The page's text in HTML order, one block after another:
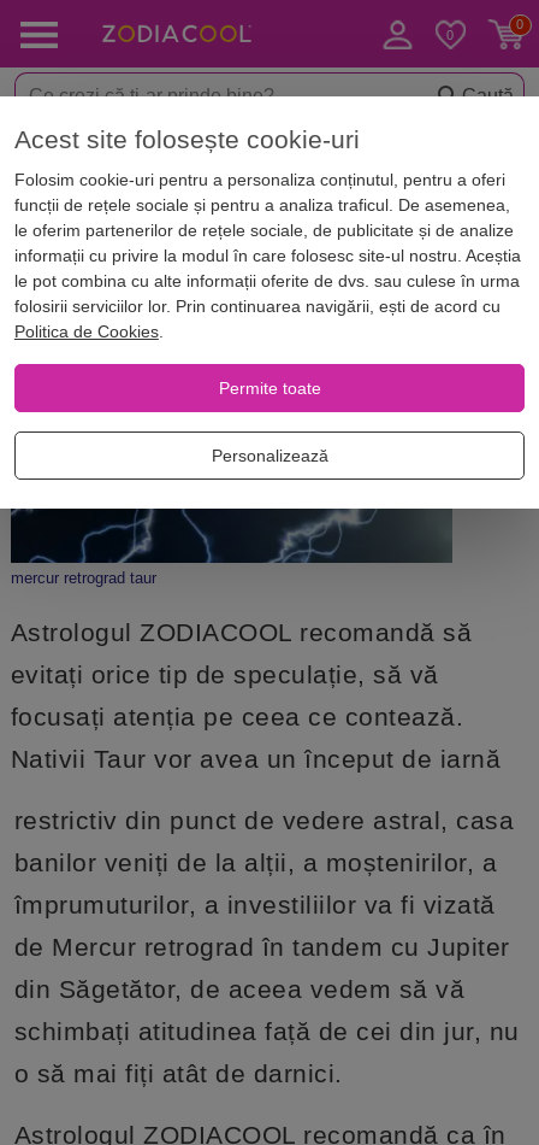
Caută
Acasă Blog Horoscop. Zodii
Se apropie o perioadă agitată
pentru TAUR odată cu Mercur
retrograd în Săgetător
mercur retrograd taur
Astrologul ZODIACOOL recomandă să
evitați orice tip de speculație, să vă
focusați atenția pe ceea ce contează.
Nativii Taur vor avea un început de iarnă
restrictiv din punct de vedere astral, casa
banilor veniți de la alții, a moștenirilor, a
împrumuturilor, a investiliilor va fi vizată
de Mercur retrograd în tandem cu Jupiter
din Săgetător, de aceea vedem să vă
schimbați atitudinea față de cei din jur, nu
o să mai fiți atât de darnici.
Astrologul ZODIACOOL recomandă ca în
Acest site folosește cookie-uri
Folosim cookie-uri pentru a personaliza conținutul, pentru a oferi
funcții de rețele sociale și pentru a analiza traficul. De asemenea,
le oferim partenerilor de rețele sociale, de publicitate și de analize
informații cu privire la modul în care folosesc site-ul nostru. Aceștia
le pot combina cu alte informații oferite de dvs. sau culese în urma
folosirii serviciilor lor. Prin continuarea navigării, ești de acord cu
Politica de Cookies.
Permite toate
Personalizează